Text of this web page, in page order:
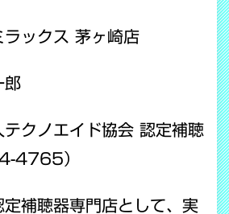
ラックス 茅ヶ崎店
郎
テクノエイド協会 認定補聴
4765）
補聴器専門店として、実